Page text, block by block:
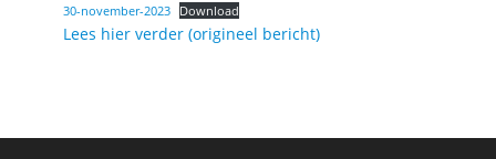
30-november-2023
Download
Lees hier verder (origineel bericht)